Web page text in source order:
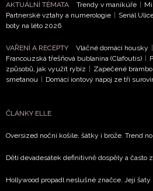
Přihlášením k newsletteru
podmínkami společnosti
potvrzujete, že jste se seznámili
vyhodnocení akce a zasílání
Chcete navíc dostávat i další
zpracováním údajů k tomuto
soukromí BurdaMedia Extra
AKTUÁLNÍ TÉMATA Trendy v manikúře
Partnerské vztahy a numerologie
Seriál
boty na léto 2026
VAŘENÍ A RECEPTY Vláčné domácí housky
Francouzská třešňová bublanina (Clafoutis)
způsobů, jak využít rybíz
Zapečené
smetanou
Domácí iontový nápoj ze tří
ČLÁNKY ELLE
Oversized noční košile, šátky i brože. Trend
Děti devadesátek definitivně dospěly a často
Hollywood propadl neslušné značce. Její